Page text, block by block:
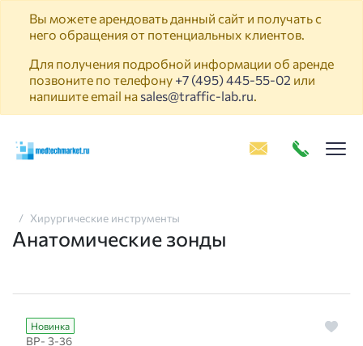
Вы можете арендовать данный сайт и получать с
него обращения от потенциальных клиентов.
Для получения подробной информации об аренде
позвоните по телефону +7 (495) 445-55-02 или
напишите email на sales@traffic-lab.ru.
Хирургические инструменты
Анатомические зонды
Новинка
ВР- З-36